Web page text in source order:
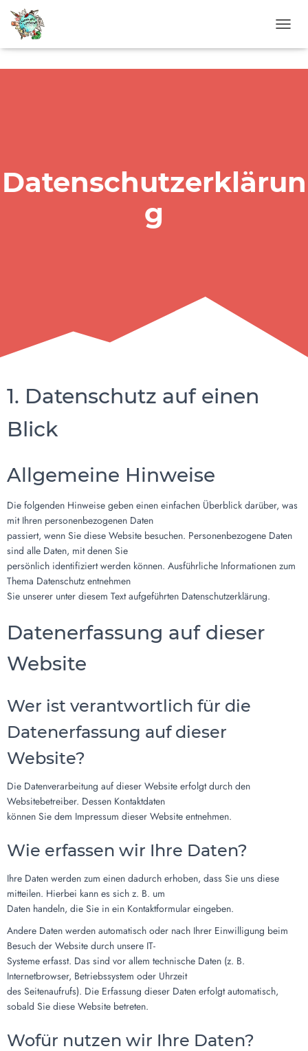
Datenschutzerklärun
g
1. Datenschutz auf einen
Blick
Allgemeine Hinweise
Die folgenden Hinweise geben einen einfachen Überblick darüber, was
mit Ihren personenbezogenen Daten
passiert, wenn Sie diese Website besuchen. Personenbezogene Daten
sind alle Daten, mit denen Sie
persönlich identifiziert werden können. Ausführliche Informationen zum
Thema Datenschutz entnehmen
Sie unserer unter diesem Text aufgeführten Datenschutzerklärung.
Datenerfassung auf dieser
Website
Wer ist verantwortlich für die
Datenerfassung auf dieser
Website?
Die Datenverarbeitung auf dieser Website erfolgt durch den
Websitebetreiber. Dessen Kontaktdaten
können Sie dem Impressum dieser Website entnehmen.
Wie erfassen wir Ihre Daten?
Ihre Daten werden zum einen dadurch erhoben, dass Sie uns diese
mitteilen. Hierbei kann es sich z. B. um
Daten handeln, die Sie in ein Kontaktformular eingeben.
Andere Daten werden automatisch oder nach Ihrer Einwilligung beim
Besuch der Website durch unsere IT-
Systeme erfasst. Das sind vor allem technische Daten (z. B.
Internetbrowser, Betriebssystem oder Uhrzeit
des Seitenaufrufs). Die Erfassung dieser Daten erfolgt automatisch,
sobald Sie diese Website betreten.
Wofür nutzen wir Ihre Daten?